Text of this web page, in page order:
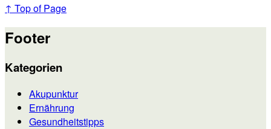
↑ Top of Page
Footer
Kategorien
Akupunktur
Ernährung
Gesundheitstipps